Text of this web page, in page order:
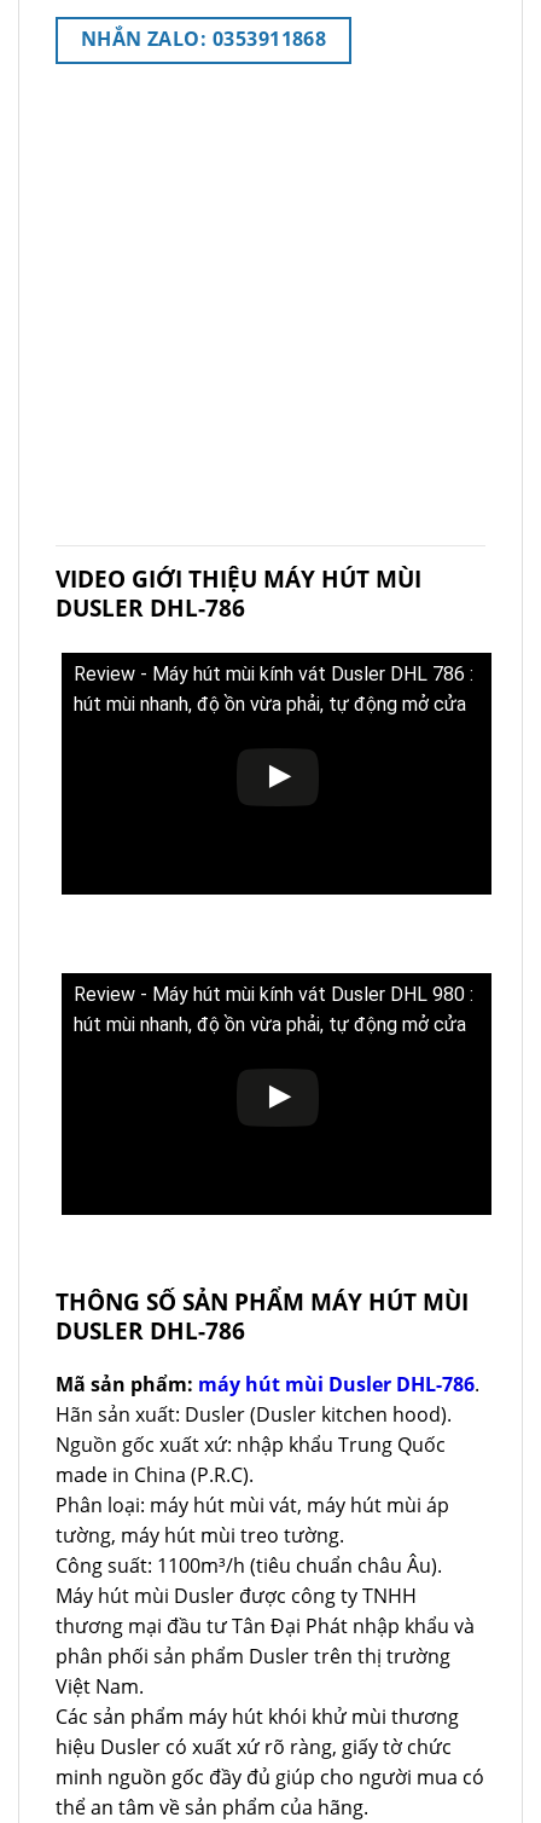
NHẮN ZALO: 0353911868
VIDEO GIỚI THIỆU MÁY HÚT MÙI
DUSLER DHL-786
Review - Máy hút mùi kính vát Dusler DHL 786 :
hút mùi nhanh, độ ồn vừa phải, tự động mở cửa
Review - Máy hút mùi kính vát Dusler DHL 980 :
hút mùi nhanh, độ ồn vừa phải, tự động mở cửa
THÔNG SỐ SẢN PHẨM MÁY HÚT MÙI
DUSLER DHL-786
Mã sản phẩm: máy hút mùi Dusler DHL-786.
Hãn sản xuất: Dusler (Dusler kitchen hood).
Nguồn gốc xuất xứ: nhập khẩu Trung Quốc
made in China (P.R.C).
Phân loại: máy hút mùi vát, máy hút mùi áp
tường, máy hút mùi treo tường.
Công suất: 1100m³/h (tiêu chuẩn châu Âu).
Máy hút mùi Dusler được công ty TNHH
thương mại đầu tư Tân Đại Phát nhập khẩu và
phân phối sản phẩm Dusler trên thị trường
Việt Nam.
Các sản phẩm máy hút khói khử mùi thương
hiệu Dusler có xuất xứ rõ ràng, giấy tờ chức
minh nguồn gốc đầy đủ giúp cho người mua có
thể an tâm về sản phẩm của hãng.